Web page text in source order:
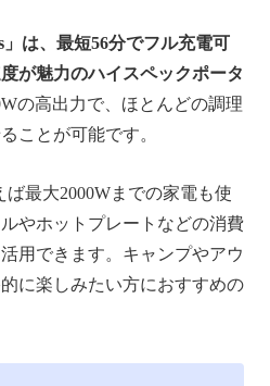
」は、最短56分でフル充電可
が魅力のハイスペックポータ
の高出力で、ほとんどの調理
ことが可能です。
ば最大2000Wまでの家電も使
やホットプレートなどの消費
用できます。キャンプやアウ
に楽しみたい方におすすめの